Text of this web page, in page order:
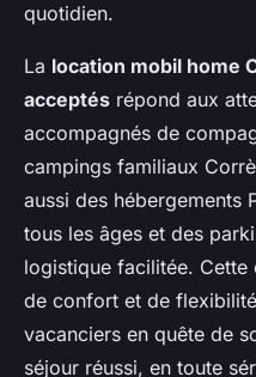
quotidien.
La location mobil home
acceptés répond aux
accompagnés de
campings familiaux
aussi des hébergements
tous les âges et des
logistique facilitée. Cette
de confort et de
vacanciers en quête de
séjour réussi, en toute